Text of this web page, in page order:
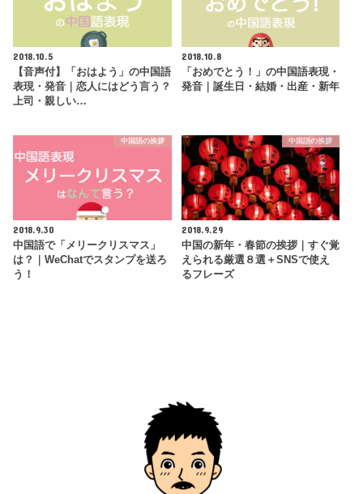
2018.10.5
【音声付】「おはよう」の中国語
表現・発音｜恋人にはどう言う？
上司・親しい…
2018.10.8
「おめでとう！」の中国語表現・
発音｜誕生日・結婚・出産・新年
中国語の挨拶
2018.9.30
中国語で「メリークリスマス」
は？｜WeChatでスタンプを送ろ
う！
中国語の挨拶
2018.9.29
中国の新年・春節の挨拶｜すぐ覚
えられる厳選８選＋SNSで使え
るフレーズ